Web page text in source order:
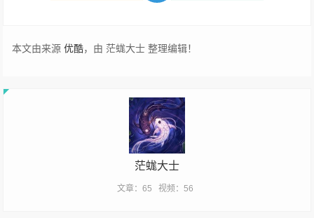
本文由来源优酷，由 茫蛖大士 整理编辑！
茫蛖大士
文章：65 视频：56